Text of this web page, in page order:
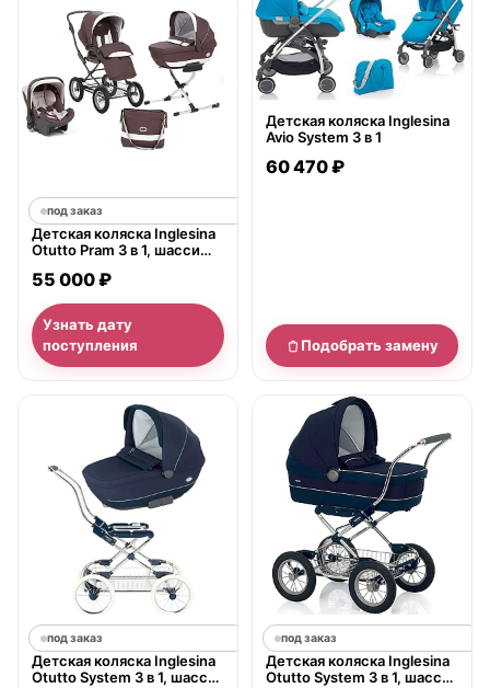
под заказ
Детская коляска Inglesina
Otutto Pram 3 в 1, шасси
55 000 ₽
Узнать дату
поступления
Детская коляска Inglesina
Avio System 3 в 1
60 470 ₽
Подобрать замену
под заказ
Детская коляска Inglesina
Otutto System 3 в 1, шасси
под заказ
Детская коляска Inglesina
Otutto System 3 в 1, шасси